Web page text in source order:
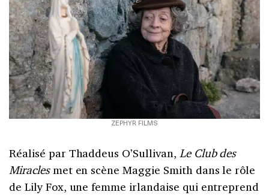
ZEPHYR FILMS
Réalisé par Thaddeus O’Sullivan, Le Club des
Miraclesmet en scène Maggie Smith dans le rôle
de Lily Fox, une femme irlandaise qui entreprend